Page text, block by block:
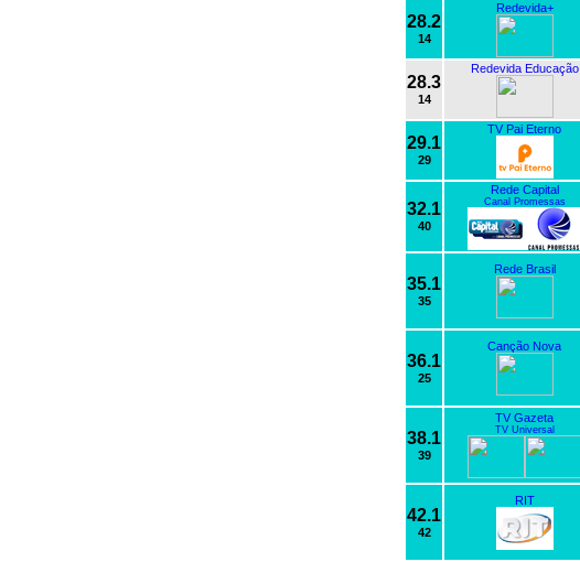
28.2
14
Redevida+
28.3
14
Redevida Educação
29.1
29
TV Pai Eterno
32.1
40
Rede Capital
Canal Promessas
35.1
35
Rede Brasil
36.1
25
Canção Nova
38.1
39
TV Gazeta
TV Universal
42.1
42
RIT